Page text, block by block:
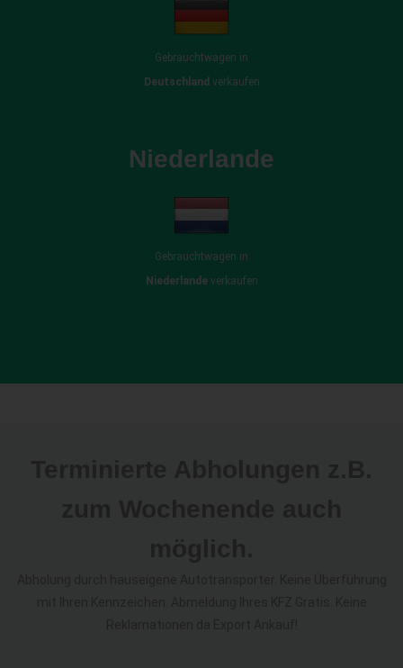
Gebrauchtwagen in
Deutschland verkaufen
Niederlande
Gebrauchtwagen in
Niederlandeverkaufen